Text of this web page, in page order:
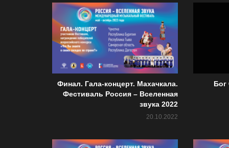
Бог
Финал. Гала-концерт. Махачкала.
Фестиваль Россия – Вселенная
звука 2022
20.10.2022